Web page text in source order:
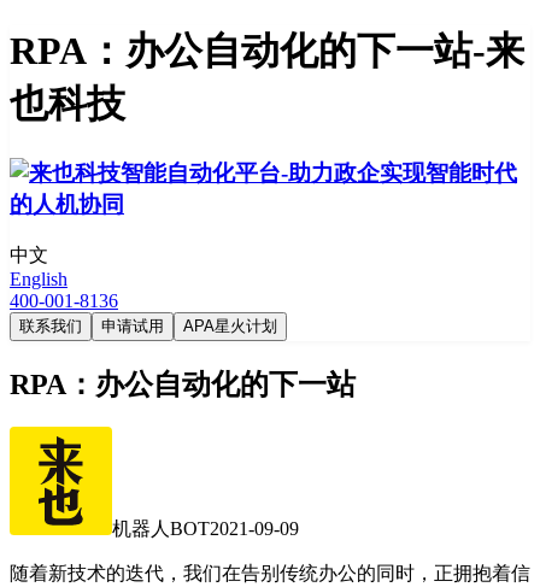
RPA：办公自动化的下一站-来
也科技
中文
English
400-001-8136
联系我们 申请试用 APA星火计划
RPA：办公自动化的下一站
机器人BOT2021-09-09
随着新技术的迭代，我们在告别传统办公的同时，正拥抱着信